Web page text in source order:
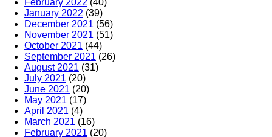
January 2022 (39)
December 2021 (56)
November 2021 (51)
October 2021 (44)
September 2021 (26)
August 2021 (31)
July 2021 (20)
June 2021 (20)
May 2021 (17)
April 2021 (4)
March 2021 (16)
February 2021 (20)